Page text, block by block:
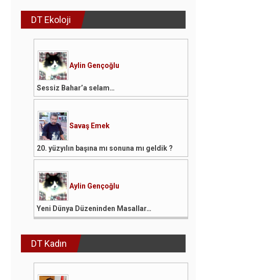
DT Ekoloji
Aylin Gençoğlu
Sessiz Bahar’a selam…
Savaş Emek
20. yüzyılın başına mı sonuna mı geldik ?
Aylin Gençoğlu
Yeni Dünya Düzeninden Masallar…
DT Kadın